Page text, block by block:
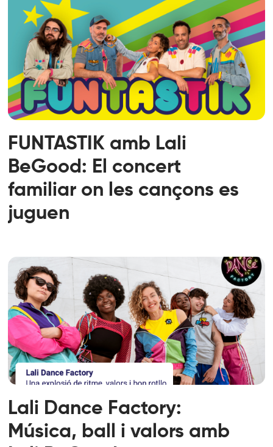
FUNTASTIK amb Lali
BeGood: El concert
familiar on les cançons es
juguen
Lali Dance Factory:
Música, ball i valors amb